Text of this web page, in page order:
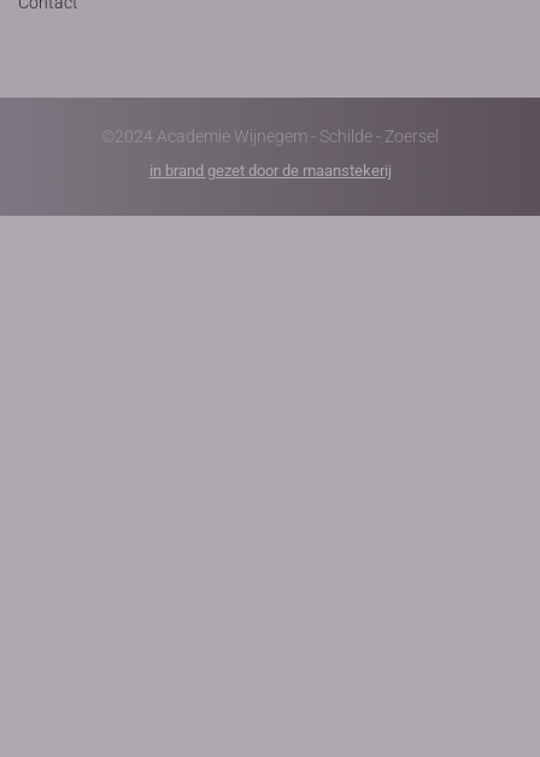
©2024 Academie Wijnegem - Schilde - Zoersel
in brand gezet door de maanstekerij